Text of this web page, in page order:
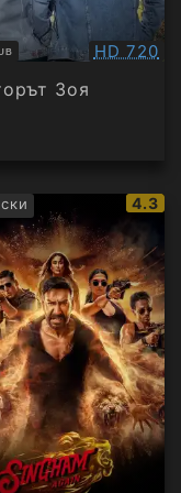
HD 720
Зоя
IMDb
4.3